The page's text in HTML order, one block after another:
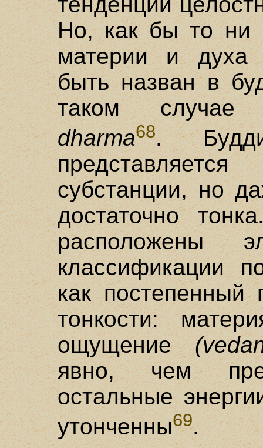
Но, как бы то ни
материи и духа
быть назван в
таком
dharma68.
субстанции, но
достаточно
расположены
классификации
как постепенный
тонкости:
ощущение
явно, чем
остальные
утонченны69.